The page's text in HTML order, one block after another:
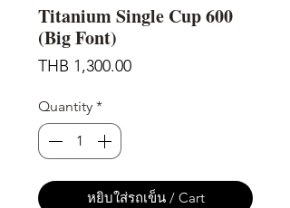
Titanium Single Cup 600
(Big Font)
THB 1,300.00Price
Quantity *
หยิบใส่รถเข็น / Cart